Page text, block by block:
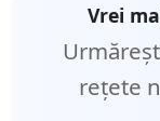
Vrei
rețete